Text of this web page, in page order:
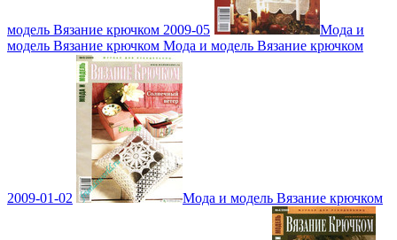
модель Вязание крючком 2009-05
Мода и
модель Вязание крючком Мода и модель Вязание крючком
2009-01-02 Мода и модель Вязание крючком